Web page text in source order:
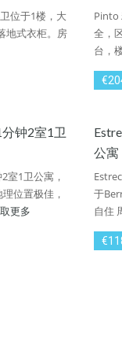
位于1楼，大
地式衣柜。房
Pinto
全，
台，
钟2室1卫
室1卫公寓，
位置极佳，
更多
公寓
于
自住